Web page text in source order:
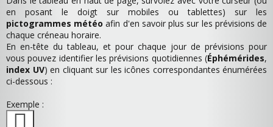
en posant le doigt sur mobiles ou tablettes) sur les
pictogrammes météo afin d'en savoir plus sur les prévisions de
chaque créneau horaire.
En en-tête du tableau, et pour chaque jour de prévisions pour
vous pouvez identifier les prévisions quotidiennes (Éphémérides,
index UV) en cliquant sur les icônes correspondantes énumérées
ci-dessous :
Exemple :